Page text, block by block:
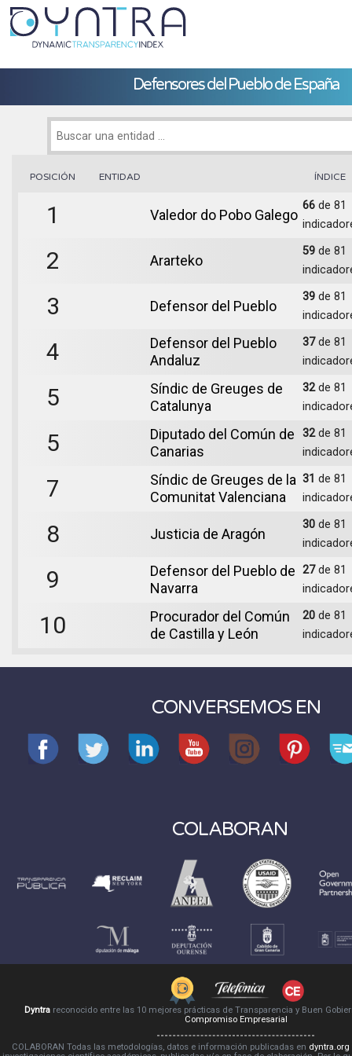
Defensores del Pueblo de España
POSICIÓN ENTIDAD ÍNDICE
1 Valedor do Pobo Galego
66 de 81
2 Ararteko
59 de 81
3 Defensor del Pueblo
39 de 81
4
Defensor del Pueblo
Andaluz
37de 81
5
Síndic de Greuges de
Catalunya
32de 81
5
Diputado del Común de
Canarias
32de 81
7
Síndic de Greuges de la
Comunitat Valenciana
31 de 81
8 Justicia de Aragón
30 de 81
9
Defensor del Pueblo de
Navarra
27de 81
10
Procurador del Común
de Castilla y León
20 de 81
CONVERSEMOS EN
COLABORAN
Dyntrareconocido entre las 10 mejores prácticas de Transparencia y Buen
Compromiso Empresarial
COLABORAN Todas las metodologías, datos e información publicadas en dyntra.org